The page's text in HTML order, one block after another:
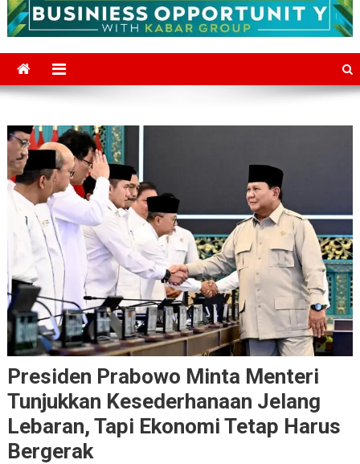
Presiden Prabowo Minta Menteri
Tunjukkan Kesederhanaan Jelang
Lebaran, Tapi Ekonomi Tetap Harus
Bergerak